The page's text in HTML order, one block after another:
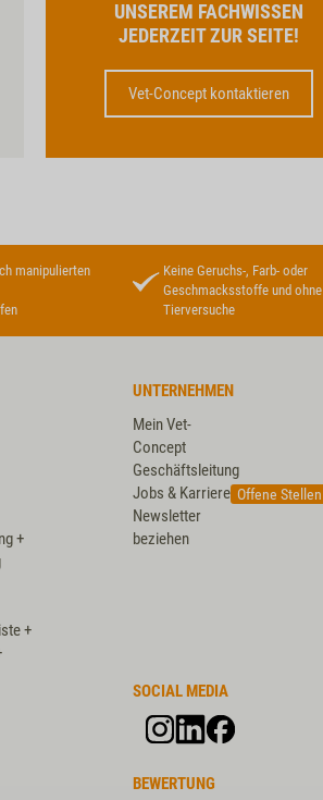
UNSEREM FACHWISSEN
JEDERZEIT ZUR SEITE!
Vet-Concept kontaktieren
manipulierten
Keine Geruchs-, Farb- oder
Geschmacksstoffe und ohne
Tierversuche
+
+
UNTERNEHMEN
Mein Vet-
Concept
Geschäftsleitung
Jobs & Karriere Offene Stellen
Newsletter
beziehen
SOCIAL MEDIA
BEWERTUNG